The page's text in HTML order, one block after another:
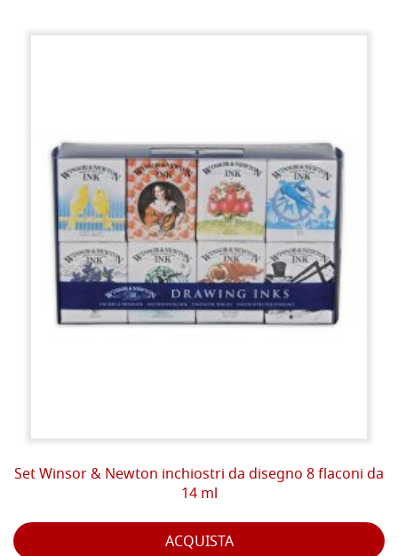
Set Winsor & Newton inchiostri da disegno 8 flaconi da
14 ml
ACQUISTA